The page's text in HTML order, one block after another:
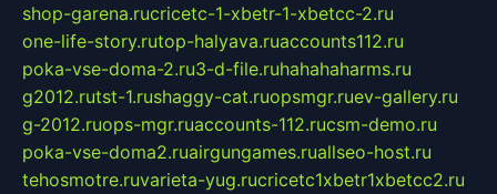
shop-garena.rucricetc-1-xbetr-1-xbetcc-2.ru
one-life-story.rutop-halyava.ruaccounts112.ru
poka-vse-doma-2.ru3-d-file.ruhahahaharms.ru
g2012.rutst-1.rushaggy-cat.ruopsmgr.ruev-gallery.ru
g-2012.ruops-mgr.ruaccounts-112.rucsm-demo.ru
poka-vse-doma2.ruairgungames.ruallseo-host.ru
tehosmotre.ruvarieta-yug.rucricetc1xbetr1xbetcc2.ru